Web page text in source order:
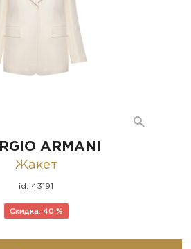
ARMANI
Жакет
id: 43191
Скидка: 40 %